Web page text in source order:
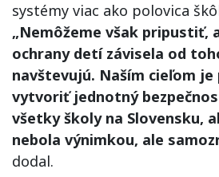
systémy viac ako polovica
„Nemôžeme však pripustiť,
ochrany detí závisela od
navštevujú. Naším cieľom je
vytvoriť jednotný
všetky školy na Slovensku,
nebola výnimkou, ale
dodal.